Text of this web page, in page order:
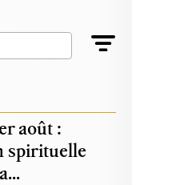
août :
spirituelle